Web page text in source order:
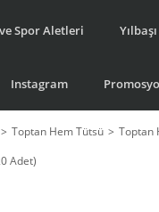
Spor Aletleri
Instagram
Toptan Hem Tütsü Toptan